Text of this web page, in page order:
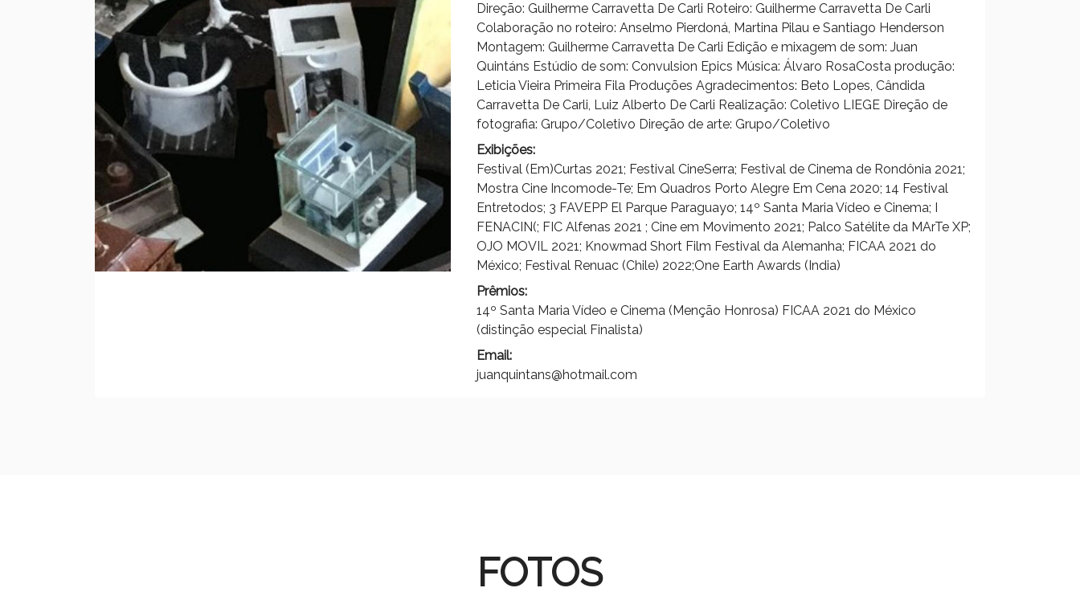
Direção: Guilherme Carravetta De Carli Roteiro: Guilherme Carravetta De Carli
Colaboração no roteiro: Anselmo Pierdoná, Martina Pilau e Santiago Henderson
Montagem: Guilherme Carravetta De Carli Edição e mixagem de som: Juan
Quintáns Estúdio de som: Convulsion Epics Música: Álvaro RosaCosta produção:
Leticia Vieira Primeira Fila Produções Agradecimentos: Beto Lopes, Cândida
Carravetta De Carli, Luiz Alberto De Carli Realização: Coletivo LIEGE Direção de
fotografia: Grupo/Coletivo Direção de arte: Grupo/Coletivo
Exibições:
Festival (Em)Curtas 2021; Festival CineSerra; Festival de Cinema de Rondônia 2021;
Mostra Cine Incomode-Te; Em Quadros Porto Alegre Em Cena 2020; 14 Festival
Entretodos; 3 FAVEPP El Parque Paraguayo; 14º Santa Maria Vídeo e Cinema; I
FENACIN(; FIC Alfenas 2021 ; Cine em Movimento 2021; Palco Satélite da MArTe XP;
OJO MOVIL 2021; Knowmad Short Film Festival da Alemanha; FICAA 2021 do
México; Festival Renuac (Chile) 2022;One Earth Awards (India)
Prêmios:
14º Santa Maria Vídeo e Cinema (Menção Honrosa) FICAA 2021 do México
(distinção especial Finalista)
Email:
juanquintans@hotmail.com
FOTOS